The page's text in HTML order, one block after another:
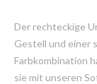
Der rechteckige
Gestell und einer
Farbkombination
sie mit unseren